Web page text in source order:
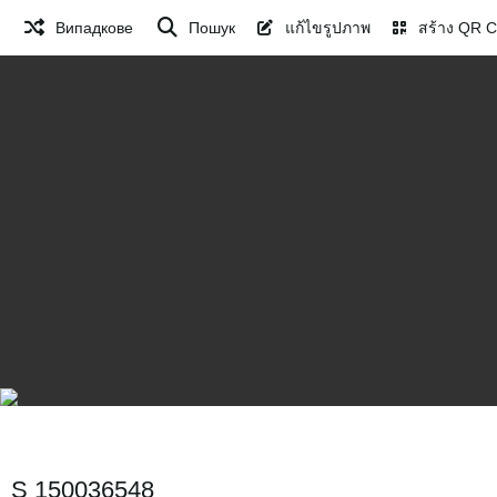
Випадкове Пошук แก้ไขรูปภาพ สร้าง QR
S 150036548